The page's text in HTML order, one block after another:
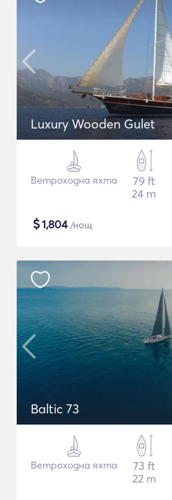
Luxury Wooden Gulet
Ветроходна яхта
79 ft
24 m
$1,804/нощ
Baltic 73
Ветроходна яхта
73 ft
22 m